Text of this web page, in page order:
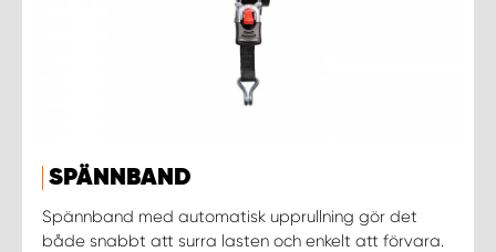
SPÄNNBAND
Spännband med automatisk upprullning gör det
både snabbt att surra lasten och enkelt att förvara.